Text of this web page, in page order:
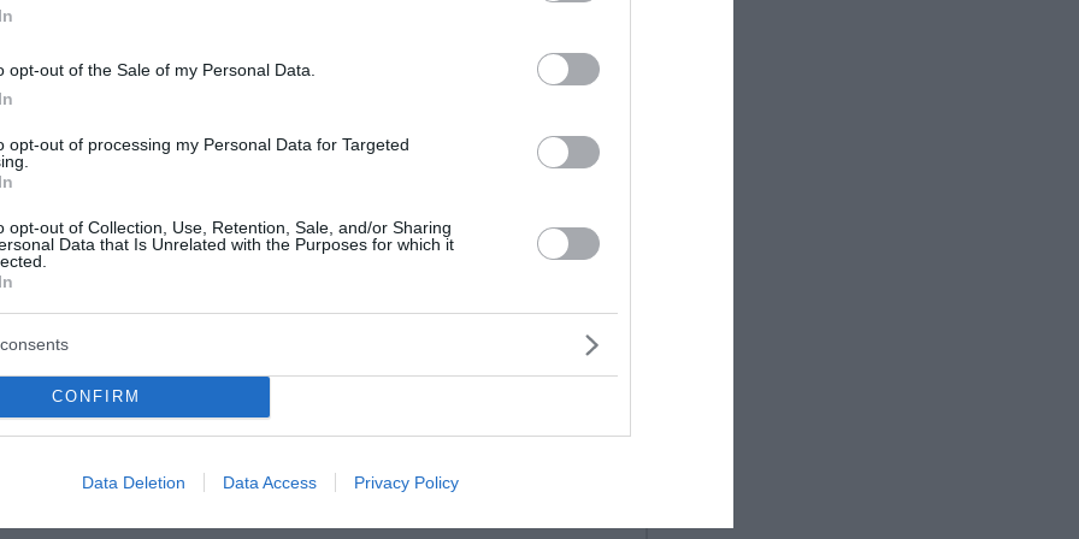
opt-out of the Sale of my Personal Data.
opt-out of processing my Personal Data for Targeted
opt-out of Collection, Use, Retention, Sale, and/or Sharing
Data that Is Unrelated with the Purposes for which it
CONFIRM
Data Deletion Data Access Privacy Policy
την προσεχήΔευτέρα 24 Μαρτίουστις 10 το πρωί. Στην
ημερών προκειμένου να συντάξουν τις πρισματικές τους
εντός του πρώτου 15ημερου του Απριλίου για την
για το αδίκημα της παράβασης καθήκοντος και εφόσον
το πιθανότερο - ο Χρήστος Τριαντόπουλος θα παραπεμφθεί
δικαστικού συμβουλίου θα καθοριστεί με κλήρωση.
στην επιτροπή ζητά η κυβερνητική πλειοψηφία
αξιοπιστίας
αλλά μόνο η χυδαία πολιτική εργαλειοποίηση μιας